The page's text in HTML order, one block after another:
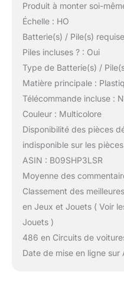
Produit à monter soi-
Échelle : HO
Batterie(s) / Pile(s)
Piles incluses ? : Oui
Type de Batterie(s) /
Matière principale :
Télécommande incluse :
Couleur : Multicolore
Disponibilité des pièces
indisponible sur les
ASIN : B09SHP3LSR
Moyenne des
Classement des
en Jeux et Jouets ( Voir
Jouets )
486 en Circuits de
Date de mise en ligne